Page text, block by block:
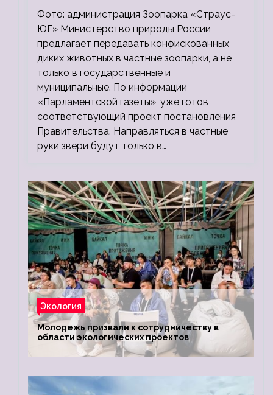
зоопарки
Фото: администрация Зоопарка «Страус-
ЮГ» Министерство природы России
предлагает передавать конфискованных
диких животных в частные зоопарки, а не
только в государственные и
муниципальные. По информации
«Парламентской газеты», уже готов
соответствующий проект постановления
Правительства. Направляться в частные
руки звери будут только в…
Экология
Молодежь призвали к сотрудничеству в
области экологических проектов